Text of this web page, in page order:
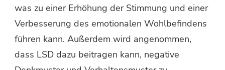
was zu einer Erhöhung der Stimmung und einer
Verbesserung des emotionalen Wohlbefindens
führen kann. Außerdem wird angenommen,
dass LSD dazu beitragen kann, negative